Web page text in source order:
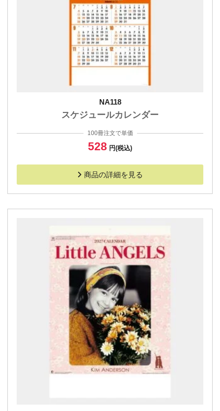
NA118
スケジュールカレンダー
100冊注文で単価
528 円(税込)
商品の詳細を見る